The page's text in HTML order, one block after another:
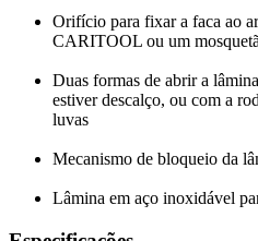
Orifício para fixar a faca ao
CARITOOL ou um
Duas formas de abrir a
estiver descalço, ou com a
luvas
Mecanismo de bloqueio da
Lâmina em aço inoxidável